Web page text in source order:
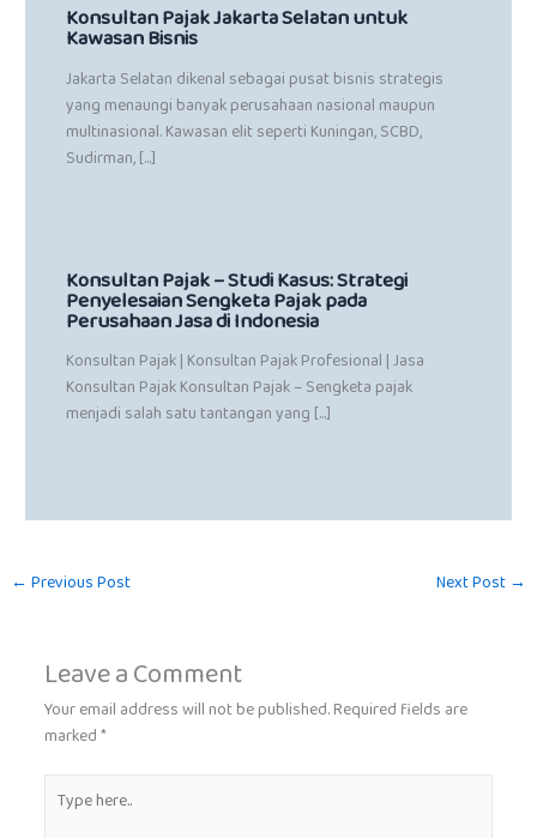
Konsultan Pajak Jakarta Selatan untuk
Kawasan Bisnis
Jakarta Selatan dikenal sebagai pusat bisnis strategis
yang menaungi banyak perusahaan nasional maupun
multinasional. Kawasan elit seperti Kuningan, SCBD,
Sudirman, […]
Konsultan Pajak – Studi Kasus: Strategi
Penyelesaian Sengketa Pajak pada
Perusahaan Jasa di Indonesia
Konsultan Pajak | Konsultan Pajak Profesional | Jasa
Konsultan Pajak Konsultan Pajak – Sengketa pajak
menjadi salah satu tantangan yang […]
← Previous Post Next Post →
Leave a Comment
Your email address will not be published.Required fields are
marked*
here..